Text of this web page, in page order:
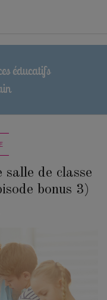
éducatifs
salle de classe
bonus 3)